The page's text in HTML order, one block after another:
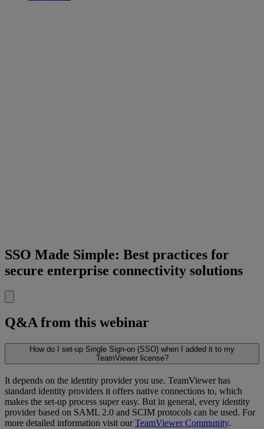
SSO Made Simple: Best practices for
secure enterprise connectivity solutions
Q&A from this webinar
How do I set-up Single Sign-on (SSO) when I added it to my
TeamViewer license?
It depends on the identity provider you use. TeamViewer has
standard identity providers it offers native connections to, which
makes the set-up process super easy. But in general, every identity
provider based on SAML 2.0 and SCIM protocols can be used. For
more detailed information visit ourTeamViewer Community.